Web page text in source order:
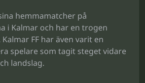
hemmamatcher på
i Kalmar och har en trogen
FF har även varit en
spelare som tagit steget vidare
landslag.